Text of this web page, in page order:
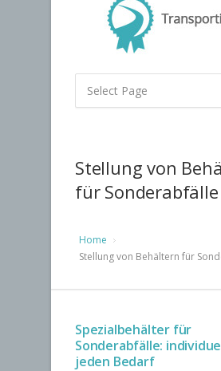
Stellung von
für Sonderabfälle
Home
Stellung von Behältern für
Spezialbehälter für
Sonderabfälle:
jeden Bedarf